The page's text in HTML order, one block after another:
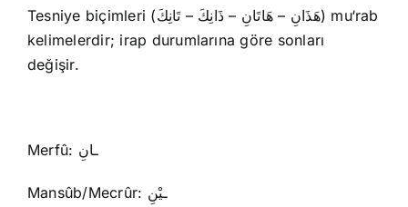
Tesniye biçimleri (هَذَانِ – هَاتَانِ – ذَانِكَ – تَانِكَ) mu‘rab
kelimelerdir; irap durumlarına göre sonları
değişir.
Merfû: ـانِ
Mansûb/Mec­rûr: ـيْنِ